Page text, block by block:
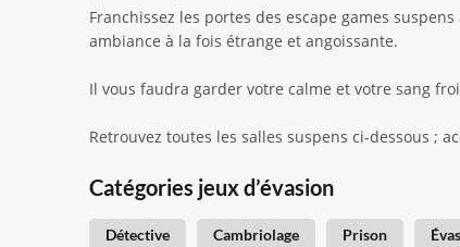
Franchissez les portes des escape games
ambiance à la fois étrange et angoissante.
Il vous faudra garder votre calme et votre sang
Retrouvez toutes les salles suspens ci-dessous ;
Catégories jeux d’évasion
Détective Cambriolage Prison